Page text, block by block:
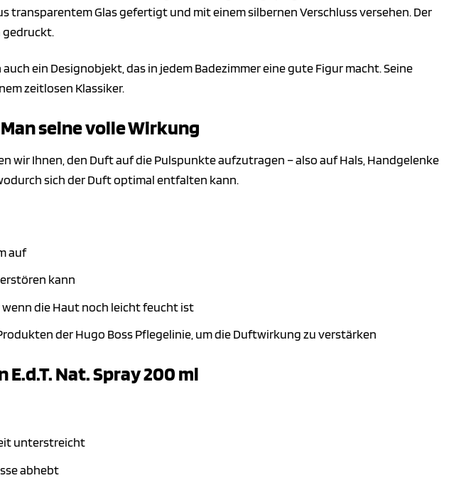
transparentem Glas gefertigt und mit einem silbernen Verschluss versehen. Der
gedruckt.
ein Designobjekt, das in jedem Badezimmer eine gute Figur macht. Seine
zeitlosen Klassiker.
seine volle Wirkung
wir Ihnen, den Duft auf die Pulspunkte aufzutragen – also auf Hals, Handgelenke
sich der Duft optimal entfalten kann.
auf
kann
wenn die Haut noch leicht feucht ist
der Hugo Boss Pflegelinie, um die Duftwirkung zu verstärken
Nat. Spray 200 ml
unterstreicht
abhebt